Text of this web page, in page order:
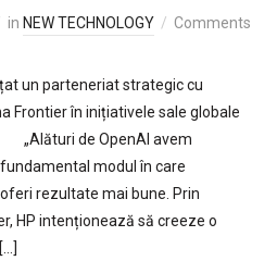
in NEW TECHNOLOGY
Comments
un parteneriat strategic cu
Frontier în inițiativele sale globale
de OpenAI avem
modul în care
rezultate mai bune. Prin
HP intenționează să creeze o